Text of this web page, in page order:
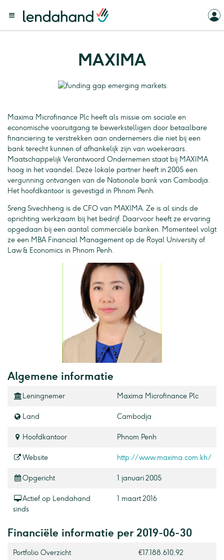
MAXIMA
Maxima Microfinance Plc heeft als missie om sociale en
economische vooruitgang te bewerkstelligen door betaalbare
financiering te verstrekken aan ondernemers die niet bij een
bank terecht kunnen of afhankelijk zijn van woekeraars.
Maatschappelijk Verantwoord Ondernemen staat bij MAXIMA
hoog in het vaandel. Deze lokale partner heeft in 2005 een
vergunning ontvangen van de Nationale bank van Cambodja.
Het hoofdkantoor is gevestigd in Phnom Penh.
Sreng Sivechheng is de CFO van MAXIMA. Ze is al sinds de
oprichting werkzaam bij het bedrijf. Daarvoor heeft ze ervaring
opgedaan bij een aantal commerciële banken. Momenteel volgt
ze een MBA Financial Management op de Royal University of
Law & Economics in Phnom Penh.
Algemene informatie
Leningnemer Maxima Microfinance Plc
Land Cambodja
Hoofdkantoor Phnom Penh
Website http://www.maxima.com.kh/
Opgericht 1 januari 2005
Actief op Lendahand
sinds
1 maart 2016
Financiële informatie per 2019-06-30
Portfolio Overzicht €17.188.610,92